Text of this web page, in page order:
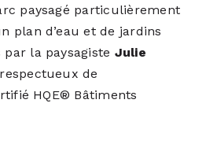
paysagé particulièrement
plan d’eau et de jardins
par la paysagiste Julie
de
HQE® Bâtiments